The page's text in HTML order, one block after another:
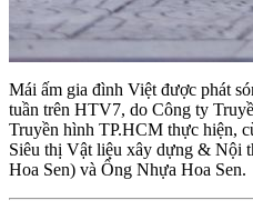
Mái ấm gia đình Việt được phát
tuần trên HTV7, do Công ty
Truyền hình TP.HCM thực hiện,
Siêu thị Vật liệu xây dựng & Nội
Hoa Sen) và Ống Nhựa Hoa Sen.